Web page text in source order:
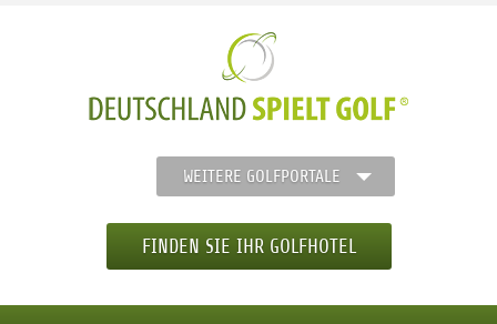
WEITERE GOLFPORTALE
FINDEN SIE IHR GOLFHOTEL